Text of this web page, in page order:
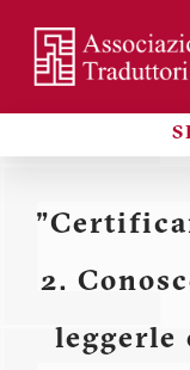
contenuto
principale
2.
leggerle